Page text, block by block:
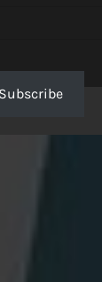
Subscribe